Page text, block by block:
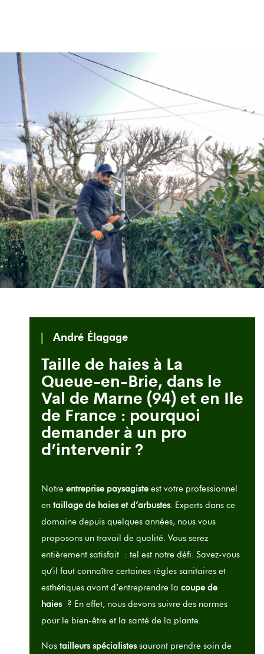
André Élagage
Taille de haies à La
Queue-en-Brie, dans le
Val de Marne (94) et en Ile
de France : pourquoi
demander à un pro
d’intervenir ?
Notre entreprise paysagiste est votre professionnel
en taillage de haies et d’arbustes. Experts dans ce
domaine depuis quelques années, nous vous
proposons un travail de qualité. Vous serez
entièrement satisfait : tel est notre défi. Savez-vous
qu’il faut connaître certaines règles sanitaires et
esthétiques avant d’entreprendre la coupe de
haies? En effet, nous devons suivre des normes
pour le bien-être et la santé de la plante.
Nos tailleurs spécialistessauront prendre soin de